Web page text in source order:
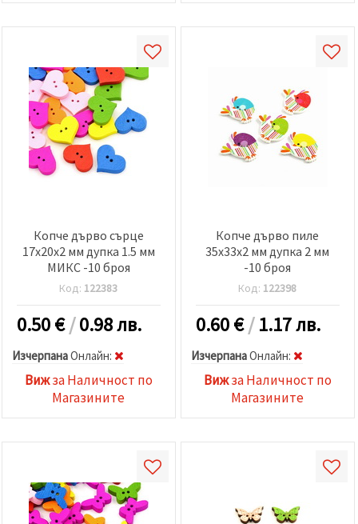
Копче дърво сърце
17x20x2 мм дупка 1.5 мм
МИКС -10 броя
Код: 122383
0.50€/0.98 лв.
ИзчерпанаOнлайн:
Вижза Наличност по
Магазините
Копче дърво пиле
35x33x2 мм дупка 2 мм
-10 броя
Код: 122398
0.60€/1.17 лв.
ИзчерпанаOнлайн:
Вижза Наличност по
Магазините